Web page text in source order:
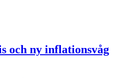
och ny inflationsvåg